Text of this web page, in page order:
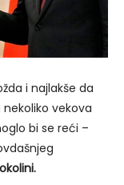
i najlakše da
vekova
bi se reći –